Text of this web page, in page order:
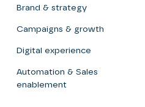
Brand & strategy
Campaigns & growth
Digital experience
Automation & Sales
enablement